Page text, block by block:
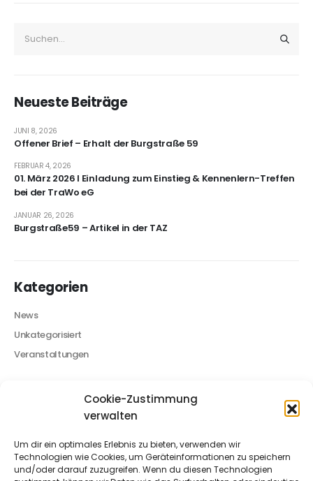
Cookie-Zustimmung
verwalten
Um dir ein optimales Erlebnis zu bieten, verwenden wir
Technologien wie Cookies, um Geräteinformationen zu speichern
und/oder darauf zuzugreifen. Wenn du diesen Technologien
Hier werden alle Neuigkeiten und Informationen rund um den
lassen sich auch ältere Beiträge finden.
JUNI 8, 2026
01. März 2026 I Einladung zum Einstieg & Kennenlern-Treffen
bei der TraWo eG
Kategorien
News